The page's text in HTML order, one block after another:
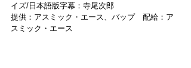
イズ/日本語版字幕：寺尾次郎
提供：アスミック・エース、バップ　配給：ア
スミック・エース